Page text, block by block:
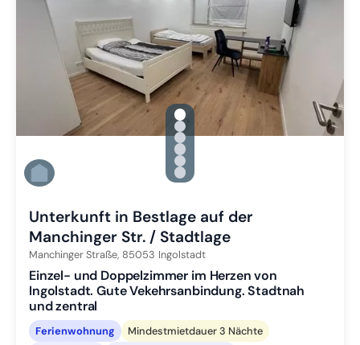
gallery.slide_selector
Zu Slide 1 wechseln
Zu Slide 2 wechseln
Zu Slide 3 wechseln
Zu Slide 4 wechseln
Zu Slide 5 wechseln
Zu Slide 6 wechseln
Unterkunft in Bestlage auf der
Manchinger Str. / Stadtlage
Manchinger Straße, 85053 Ingolstadt
Einzel- und Doppelzimmer im Herzen von
Ingolstadt. Gute Vekehrsanbindung. Stadtnah
und zentral
Ferienwohnung
Mindestmietdauer 3 Nächte